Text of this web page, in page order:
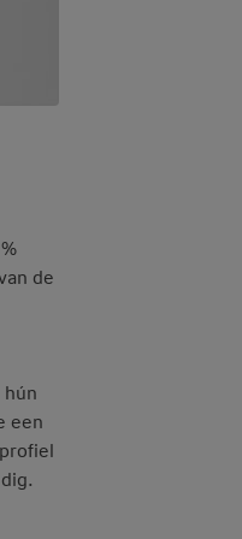
de
een